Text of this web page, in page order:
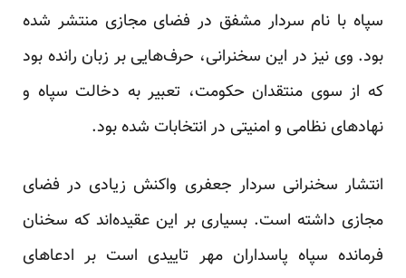
سپاه با نام سردار مشفق در فضای مجازی منتشر شده
بود. وی نیز در این سخنرانی، حرف‌هایی بر زبان رانده بود
که از سوی منتقدان حکومت، تعبیر به دخالت سپاه و
نهادهای نظامی و امنیتی در انتخابات شده بود.
انتشار سخنرانی سردار جعفری واکنش زیادی در فضای
مجازی داشته است. بسیاری بر این عقیده‌اند که سخنان
فرمانده سپاه پاسداران مهر تاییدی است بر ادعاهای